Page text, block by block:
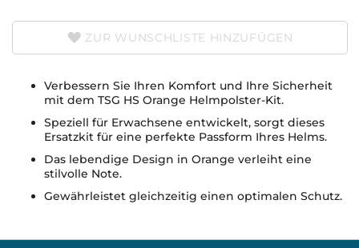
ZUR WUNSCHLISTE HINZUFÜGEN
Verbessern Sie Ihren Komfort und Ihre Sicherheit
mit dem TSG HS Orange Helmpolster-Kit.
Speziell für Erwachsene entwickelt, sorgt dieses
Ersatzkit für eine perfekte Passform Ihres Helms.
Das lebendige Design in Orange verleiht eine
stilvolle Note.
Gewährleistet gleichzeitig einen optimalen Schutz.